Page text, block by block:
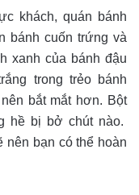
khách, quán bánh
bánh cuốn trứng và
xanh của bánh đậu
trong trẻo bánh
bắt mắt hơn. Bột
hề bị bở chút nào.
nên bạn có thể hoàn